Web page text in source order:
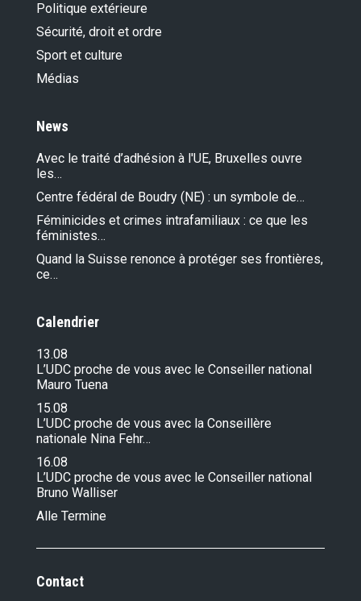
Politique extérieure
Sécurité, droit et ordre
Sport et culture
Médias
News
Avec le traité d’adhésion à l'UE, Bruxelles ouvre
les…
Centre fédéral de Boudry (NE) : un symbole de…
Féminicides et crimes intrafamiliaux : ce que les
féministes…
Quand la Suisse renonce à protéger ses frontières,
ce…
Calendrier
13.08
L’UDC proche de vous avec le Conseiller national
Mauro Tuena
15.08
L’UDC proche de vous avec la Conseillère
nationale Nina Fehr…
16.08
L’UDC proche de vous avec le Conseiller national
Bruno Walliser
Alle Termine
Contact